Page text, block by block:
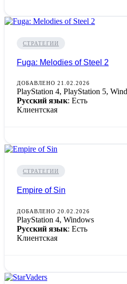
СТРАТЕГИИ
Fuga: Melodies of Steel 2
ДОБАВЛЕНО 21.02.2026
PlayStation 4, PlayStation 5,
Русский язык: Есть
Клиентская
СТРАТЕГИИ
Empire of Sin
ДОБАВЛЕНО 20.02.2026
PlayStation 4, Windows
Русский язык: Есть
Клиентская